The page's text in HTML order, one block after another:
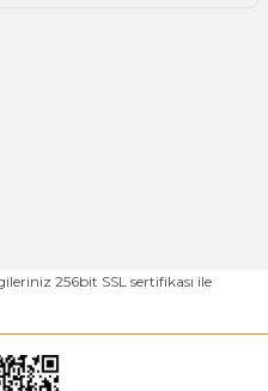
256bit SSL sertifikası ile